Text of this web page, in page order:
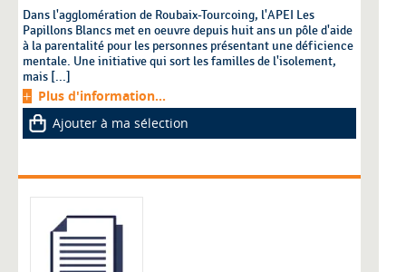
Dans l'agglomération de Roubaix-Tourcoing, l'APEI Les
Papillons Blancs met en oeuvre depuis huit ans un pôle d'aide
à la parentalité pour les personnes présentant une déficience
mentale. Une initiative qui sort les familles de l'isolement,
mais [...]
Plus d'information...
Ajouter à ma sélection